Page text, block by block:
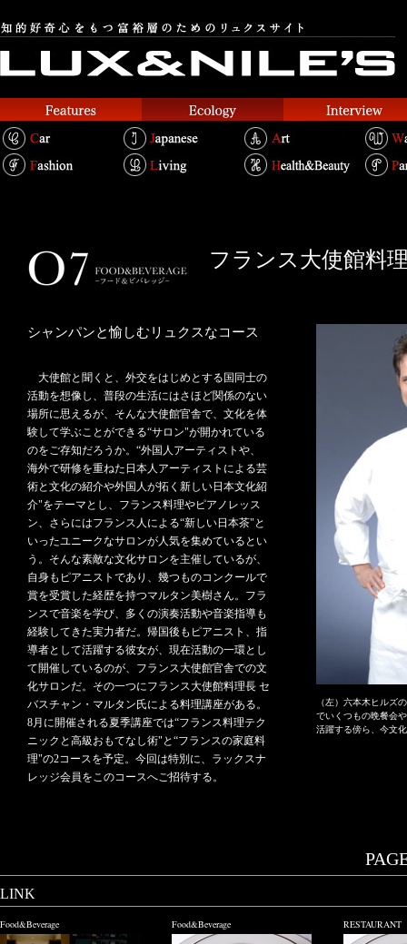
フランス大使館料
シャンパンと愉しむリュクスなコース
大使館と聞くと、外交をはじめとする国同士の
活動を想像し、普段の生活にはさほど関係のない
場所に思えるが、そんな大使館官舎で、文化を体
験して学ぶことができる“サロン"が開かれている
のをご存知だろうか。“外国人アーティストや、
海外で研修を重ねた日本人アーティストによる芸
術と文化の紹介や外国人が拓く新しい日本文化紹
介"をテーマとし、フランス料理やピアノレッス
ン、さらにはフランス人による“新しい日本茶"と
いったユニークなサロンが人気を集めているとい
う。そんな素敵な文化サロンを主催しているが、
自身もピアニストであり、幾つものコンクールで
賞を受賞した経歴を持つマルタン美樹さん。フラ
ンスで音楽を学び、多くの演奏活動や音楽指導も
経験してきた実力者だ。帰国後もピアニスト、指
導者として活躍する彼女が、現在活動の一環とし
て開催しているのが、フランス大使館官舎での文
化サロンだ。その一つにフランス大使館料理長 セ
バスチャン・マルタン氏による料理講座がある。
8月に開催される夏季講座では“フランス料理テク
ニックと高級おもてなし術"と“フランスの家庭料
理"の2コースを予定。今回は特別に、ラックスナ
レッジ会員をこのコースへご招待する。
（左）六本木ヒルズ
でいくつもの晩餐会
活躍する傍ら、今文
LINK
Food&Beverage Food&Beverage RESTAURANT